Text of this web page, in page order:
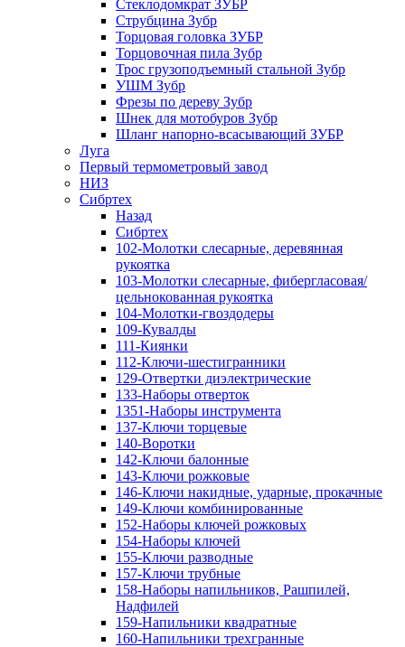
Стеклодомкрат ЗУБР
Струбцина Зубр
Торцовая головка ЗУБР
Торцовочная пила Зубр
Трос грузоподъемный стальной Зубр
УШМ Зубр
Фрезы по дереву Зубр
Шнек для мотобуров Зубр
Шланг напорно-всасывающий ЗУБР
Луга
Первый термометровый завод
НИЗ
Сибртех
Назад
Сибртех
102-Молотки слесарные, деревянная
рукоятка
103-Молотки слесарные, фибергласовая/
цельнокованная рукоятка
104-Молотки-гвоздодеры
109-Кувалды
111-Киянки
112-Ключи-шестигранники
129-Отвертки диэлектрические
133-Наборы отверток
1351-Наборы инструмента
137-Ключи торцевые
140-Воротки
142-Ключи балонные
143-Ключи рожковые
146-Ключи накидные, ударные, прокачные
149-Ключи комбинированные
152-Наборы ключей рожковых
154-Наборы ключей
155-Ключи разводные
157-Ключи трубные
158-Наборы напильников, Рашпилей,
Надфилей
159-Напильники квадратные
160-Напильники трехгранные